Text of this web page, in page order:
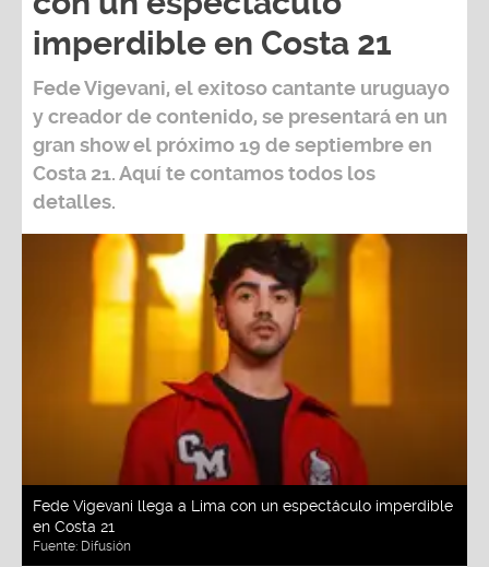
imperdible en Costa 21
Fede Vigevani, el exitoso cantante uruguayo
y creador de contenido, se presentará en un
gran show el próximo 19 de septiembreen
Costa 21. Aquí te contamos todos los
detalles.
Fede Vigevani llega a Lima con un espectáculo imperdible
en Costa 21
Fuente: Difusión